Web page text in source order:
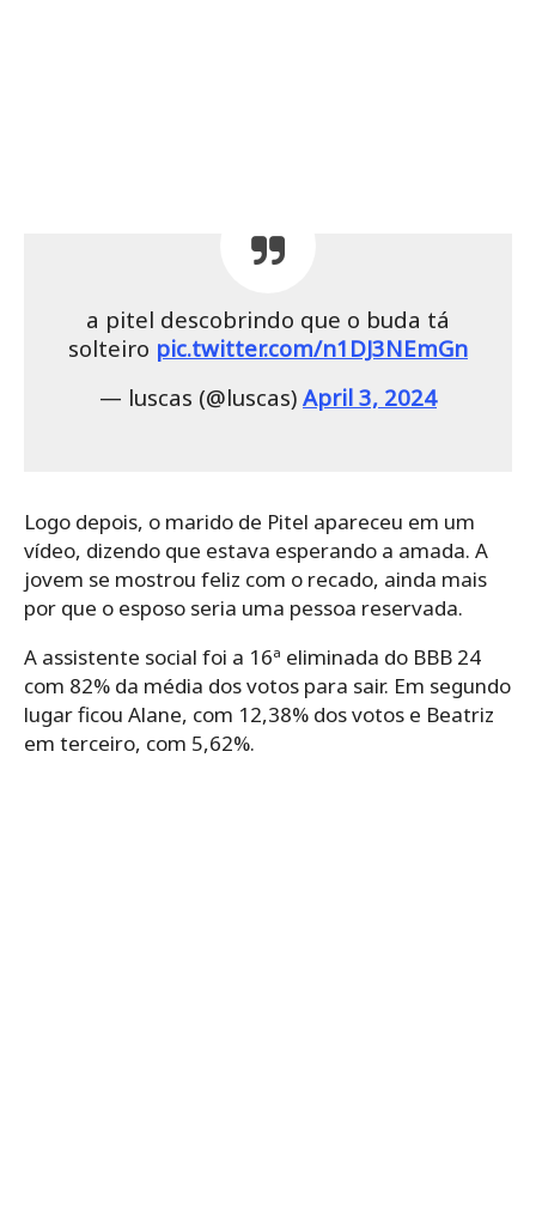
a pitel descobrindo que o buda tá
solteiro pic.twitter.com/n1DJ3NEmGn
— luscas (@luscas) April 3, 2024
Logo depois, o marido de Pitel apareceu em um
vídeo, dizendo que estava esperando a amada. A
jovem se mostrou feliz com o recado, ainda mais
por que o esposo seria uma pessoa reservada.
A assistente social foi a 16ª eliminada do BBB 24
com 82% da média dos votos para sair. Em segundo
lugar ficou Alane, com 12,38% dos votos e Beatriz
em terceiro, com 5,62%.